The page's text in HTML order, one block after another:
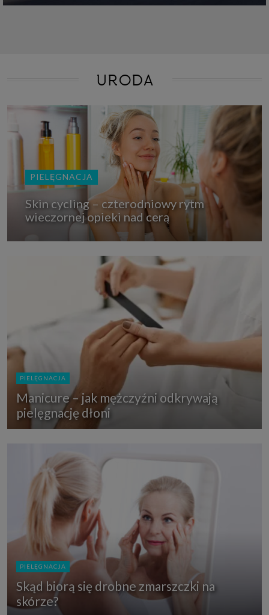
URODA
PIELĘGNACJA
Skin cycling – czterodniowy rytm
wieczornej opieki nad cerą
PIELĘGNACJA
Manicure – jak mężczyźni odkrywają
pielęgnację dłoni
PIELĘGNACJA
Skąd biorą się drobne zmarszczki na
skórze?